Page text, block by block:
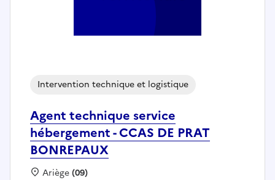
Agent technique service
hébergement - CCAS DE PRAT
BONREPAUX
Intervention technique et logistique
Localisation :
Ariège(09)